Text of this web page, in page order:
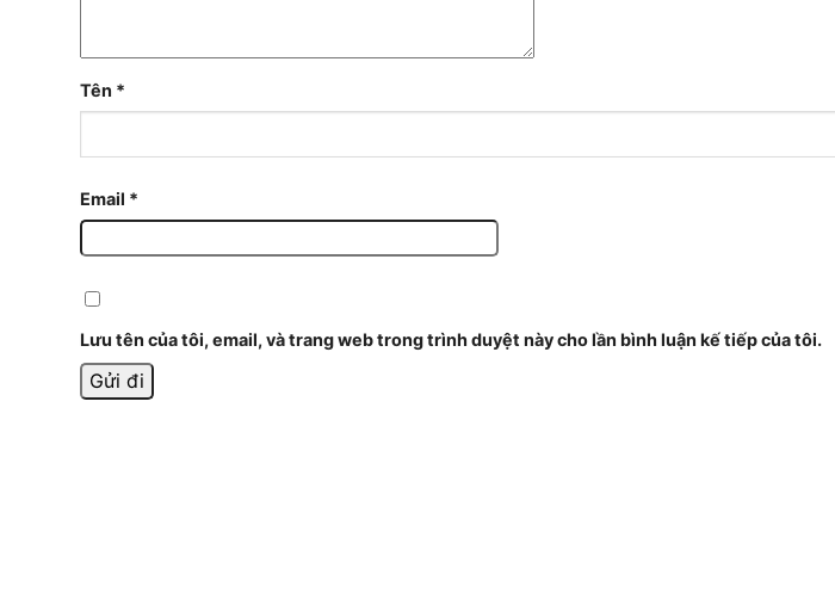
Tên *
Email *
Lưu tên của tôi, email, và trang web trong trình duyệt này cho lần bình luận kế tiếp của tôi.